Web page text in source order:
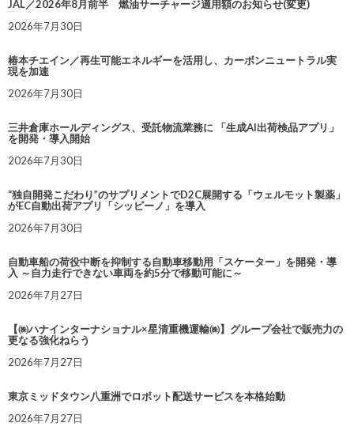
JAL／2026年8月前半 燃油サーチャージ適用額のお知らせ(変更)
2026年7月30日
椿本チエイン／再生可能エネルギーを活用し、カーボンニュートラル実
現を加速
2026年7月30日
三井倉庫ホールディングス、受託物流業務に 「生成AI出荷検品アプリ」
を開発・導入開始
2026年7月30日
“独自開発こだわり”のサプリメントでD2C展開する「ウェルモット製薬」
がEC自動出荷アプリ「シッピーノ」を導入
2026年7月30日
自動車船の荷役中断を抑制する自動車移動用「スケーター」を開発・導
入 ～自力走行できない車両を約5分で移動可能に～
2026年7月27日
【㈱ハナインターナショナル×星清重機運輸㈱】グループ会社で販売力の
更なる強化ねらう
2026年7月27日
東京ミッドタウン八重洲でロボット配送サービスを本格始動
2026年7月27日